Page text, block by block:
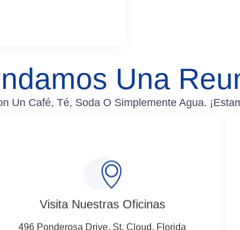
Una
Un Café, Té, Soda O Simplemente Agua.
Visita Nuestras Oficinas
496 Ponderosa Drive, St. Cloud, Florida